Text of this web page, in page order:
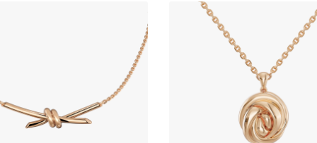
317,020,000 تومان (سایز کوچک)
312,800,000 تومان